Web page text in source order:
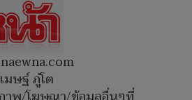
มษฐ์ ภู่โต